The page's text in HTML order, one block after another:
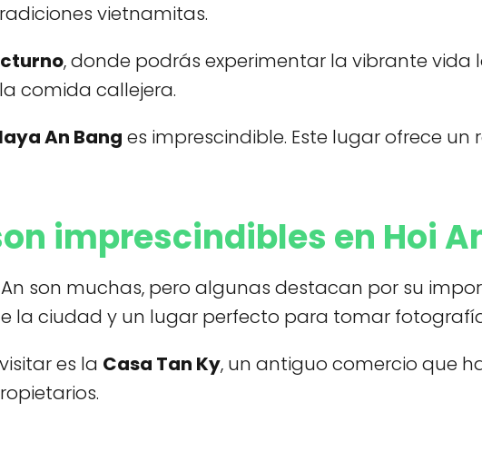
vietnamitas.
, donde podrás experimentar la vibrante vida
comida callejera.
An Bang es imprescindible. Este lugar ofrece
imprescindibles en Hoi
son muchas, pero algunas destacan por su
la ciudad y un lugar perfecto para tomar
es la Casa Tan Ky, un antiguo comercio que